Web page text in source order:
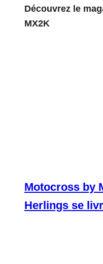
Découvrez le
MX2K
Motocross by
Herlings se